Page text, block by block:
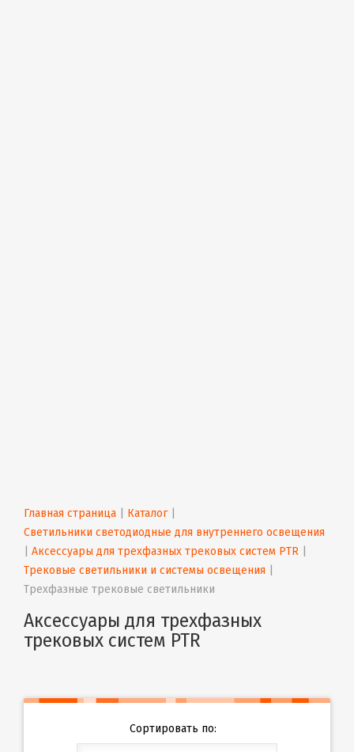
Главная страница Каталог |
Светильники светодиодные для внутреннего освещения
Аксессуары для трехфазных трековых систем PTR
Трековые светильники и системы освещения
Трехфазные трековые светильники
Аксессуары для трехфазных
трековых систем PTR
Сортировать по: